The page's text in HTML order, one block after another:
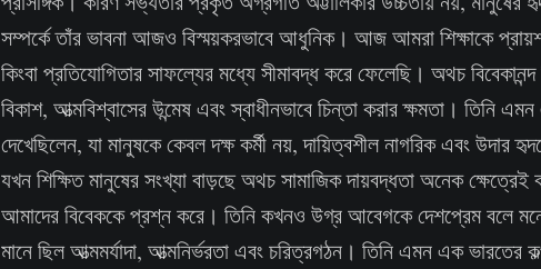
সম্পর্কে তাঁর ভাবনা আজও বিস্ময়করভাবে আধুনিক। আজ আমরা শিক্ষাকে
কিংবা প্রতিযোগিতার সাফল্যের মধ্যে সীমাবদ্ধ করে ফেলেছি। অথচ
বিকাশ, আত্মবিশ্বাসের উন্মেষ এবং স্বাধীনভাবে চিন্তা করার ক্ষমতা। তিনি
দেখেছিলেন, যা মানুষকে কেবল দক্ষ কর্মী নয়, দায়িত্বশীল নাগরিক এবং
যখন শিক্ষিত মানুষের সংখ্যা বাড়ছে অথচ সামাজিক দায়বদ্ধতা অনেক ক্ষেত্রেই
আমাদের বিবেককে প্রশ্ন করে। তিনি কখনও উগ্র আবেগকে দেশপ্রেম বলে
মানে ছিল আত্মমর্যাদা, আত্মনির্ভরতা এবং চরিত্রগঠন। তিনি এমন এক ভারতের